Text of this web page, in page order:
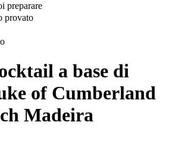
preparare
provato
a base di
of Cumberland
Madeira